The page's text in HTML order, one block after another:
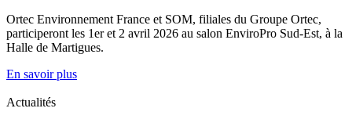
Ortec Environnement France et SOM, filiales du Groupe Ortec,
participeront les 1er et 2 avril 2026 au salon EnviroPro Sud‑Est, à la
Halle de Martigues.
En savoir plus
Actualités